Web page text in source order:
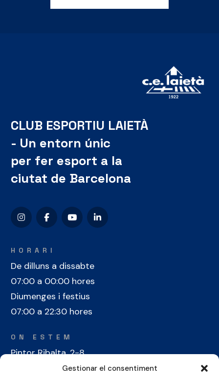
Gestionar el consentiment
CLUB ESPORTIU LAIETÀ
- Un entorn únic
per fer esport a la
ciutat de Barcelona
HORARI
De dilluns a dissabte
07:00 a 00:00 hores
Diumenges i festius
07:00 a 22:30 hores
ON ESTEM
Pintor Ribalta, 2-8
08028 Barcelona